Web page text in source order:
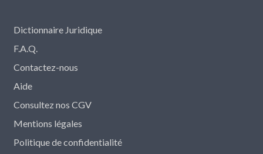
Dictionnaire Juridique
F.A.Q.
Contactez-nous
Aide
Consultez nos CGV
Mentions légales
Politique de confidentialité